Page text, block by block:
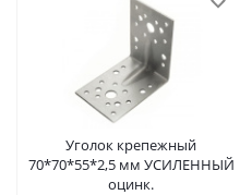
Уголок крепежный
70*70*55*2,5 мм УСИЛЕННЫЙ
оцинк.